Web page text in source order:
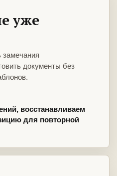
уже
документы без
восстанавливаем
для повторной